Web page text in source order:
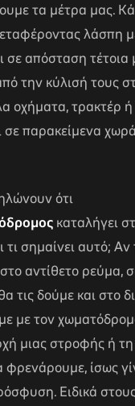
τα μέτρα μας.
λάσπη
σε απόσταση τέτοια
την κύλισή τους
οχήματα, τρακτέρ
σε παρακείμενα
ότι
καταλήγει
τι σημαίνει αυτό; Αν
αντίθετο ρεύμα,
τις δούμε και στο
με τον
μιας στροφής ή
φρενάρουμε, ίσως
Ειδικά